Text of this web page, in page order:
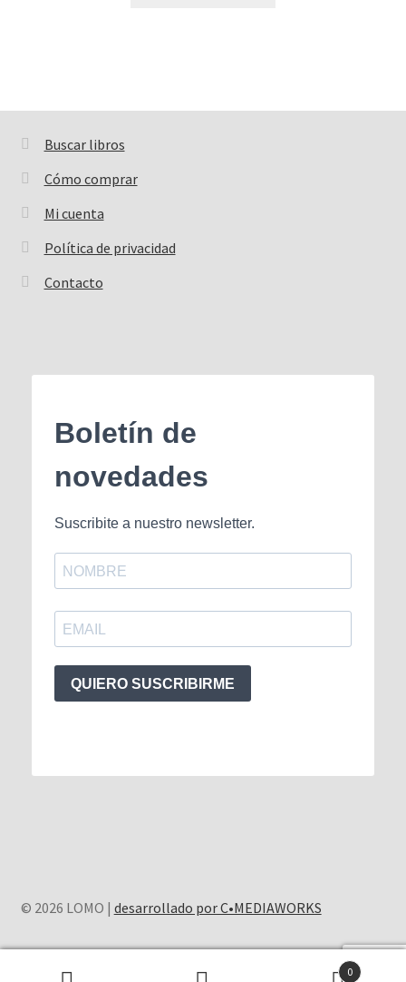
Buscar libros
Buscar:
Cómo comprar
Mi cuenta
Política de privacidad
Contacto
Boletín de
novedades
Suscribite a nuestro newsletter.
QUIERO SUSCRIBIRME
© 2026 LOMO | desarrollado por C•MEDIAWORKS
0